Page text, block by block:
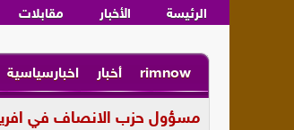
الرئيسة الأخبار مقابلات
rimnow أخبار اخبارسياسية
مسؤول حزب الانصاف في